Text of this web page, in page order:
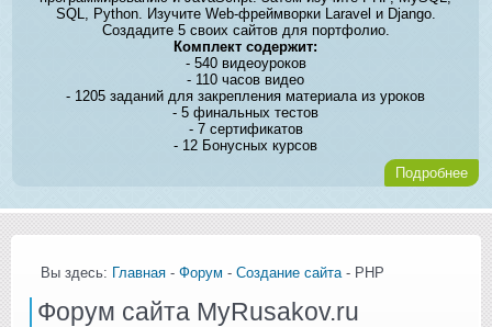
SQL, Python. Изучите Web-фреймворки Laravel и Django.
Создадите 5 своих сайтов для портфолио.
Комплект содержит:
- 540 видеоуроков
- 110 часов видео
- 1205 заданий для закрепления материала из уроков
- 5 финальных тестов
- 7 сертификатов
- 12 Бонусных курсов
Подробнее
Вы здесь: Главная - Форум - Создание сайта - PHP
Форум сайта MyRusakov.ru